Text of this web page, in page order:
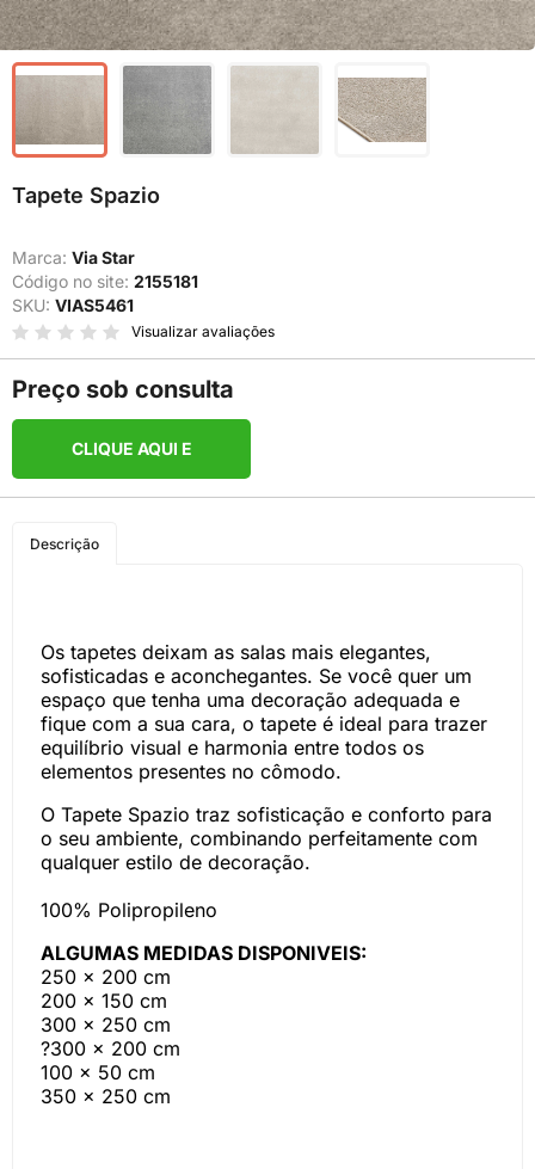
Tapete Spazio
Marca: Via Star
Código no site: 2155181
SKU: VIAS5461
Visualizar avaliações
Preço sob consulta
CLIQUE AQUI E
Descrição
Os tapetes deixam as salas mais elegantes,
sofisticadas e aconchegantes. Se você quer um
espaço que tenha uma decoração adequada e
fique com a sua cara, o tapete é ideal para trazer
equilíbrio visual e harmonia entre todos os
elementos presentes no cômodo.
O Tapete Spazio traz sofisticação e conforto para
o seu ambiente, combinando perfeitamente com
qualquer estilo de decoração.
100% Polipropileno
ALGUMAS MEDIDAS DISPONIVEIS:
250 x 200 cm
200 x 150 cm
300 x 250 cm
?300 x 200 cm
100 x 50 cm
350 x 250 cm